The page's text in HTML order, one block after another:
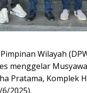
Wilayah
menggelar
Pratama, Komplek
2025).